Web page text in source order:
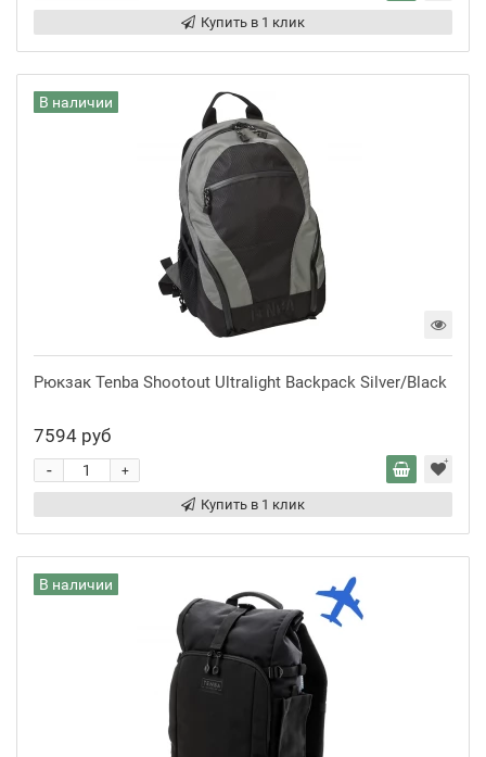
Купить в 1 клик
В наличии
Рюкзак Tenba Shootout Ultralight Backpack Silver/Black
7594 руб
+
-
Купить в 1 клик
В наличии